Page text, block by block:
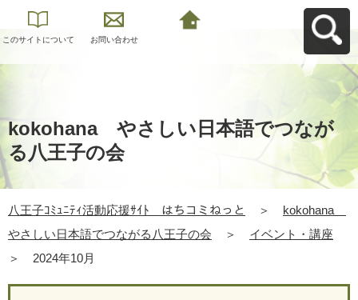
このサイトについて お問い合わせ
kokohana やさしい日本語でつなが
る八王子の会
八王子ｺﾐｭﾆﾃｨ活動応援ｻｲﾄ はちコミねっと ＞
kokohana
やさしい日本語でつながる八王子の会
＞
イベント・講座
＞
2024年10月